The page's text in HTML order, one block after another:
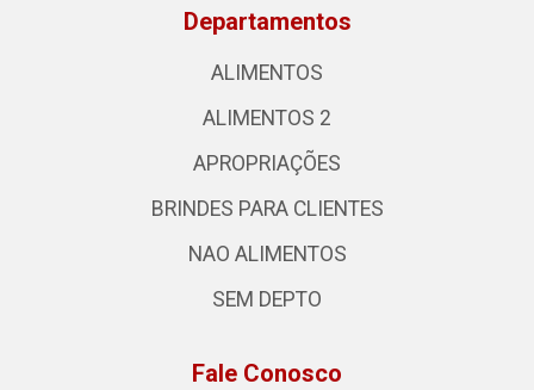
Departamentos
ALIMENTOS
ALIMENTOS 2
APROPRIAÇÕES
BRINDES PARA CLIENTES
NAO ALIMENTOS
SEM DEPTO
Fale Conosco